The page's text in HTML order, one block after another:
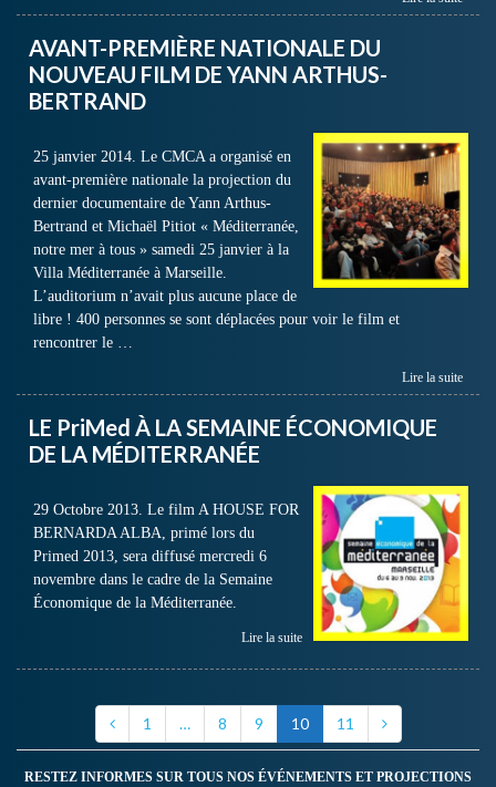
AVANT-PREMIÈRE NATIONALE DU
NOUVEAU FILM DE YANN ARTHUS-
BERTRAND
25 janvier 2014. Le CMCA a organisé en
avant-première nationale la projection du
dernier documentaire de Yann Arthus-
Bertrand et Michaël Pitiot « Méditerranée,
notre mer à tous » samedi 25 janvier à la
Villa Méditerranée à Marseille.
L’auditorium n’avait plus aucune place de
libre ! 400 personnes se sont déplacées pour voir le film et
rencontrer le …
Lire la suite
LE PriMed À LA SEMAINE ÉCONOMIQUE
DE LA MÉDITERRANÉE
29 Octobre 2013. Le film A HOUSE FOR
BERNARDA ALBA, primé lors du
Primed 2013, sera diffusé mercredi 6
novembre dans le cadre de la Semaine
Économique de la Méditerranée.
Lire la suite
1 … 8 9 10 11
RESTEZ INFORMES SUR TOUS NOS ÉVÉNEMENTS ET PROJECTIONS